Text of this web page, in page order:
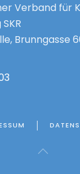
Verband für
Brunngasse